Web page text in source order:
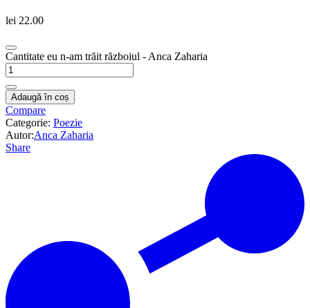
lei 22.00
Cantitate eu n-am trăit războiul - Anca Zaharia
Adaugă în coș
Compare
Categorie: Poezie
Autor:Anca Zaharia
Share